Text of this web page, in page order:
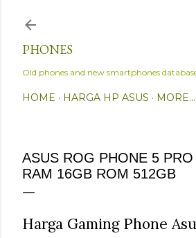
PHONES
Old phones and new smartphones
HOME HARGA HP ASUS MORE…
ASUS ROG PHONE 5
RAM 16GB ROM 512GB
Harga Gaming Phone